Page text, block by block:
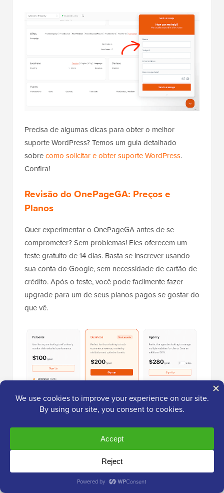
Precisa de algumas dicas para obter o melhor
suporte WordPress? Temos um guia detalhado
sobrecomo solicitar e obter suporte WordPress.
Confira!
Revisão do OnePageGA: Preços e
Planos
Quer experimentar o OnePageGA antes de se
comprometer? Sem problemas! Eles oferecem um
teste gratuito de 14 dias. Basta se inscrever usando
sua conta do Google, sem necessidade de cartão de
crédito. Após o teste, você pode facilmente fazer
upgrade para um de seus planos pagos se gostar do
que vê.
Não importa qual plano você compre, você obtém
relatórios. Mas existem algumas diferenças
importantes entre os planos: